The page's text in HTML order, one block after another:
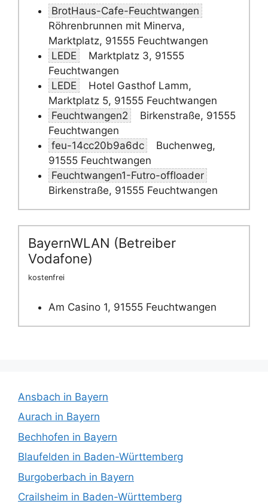
BrotHaus-Cafe-Feuchtwangen
Röhrenbrunnen mit Minerva,
Marktplatz, 91555 Feuchtwangen
LEDE
Marktplatz 3, 91555
Feuchtwangen
LEDE
Hotel Gasthof Lamm,
Marktplatz 5, 91555 Feuchtwangen
Feuchtwangen2
Birkenstraße, 91555
Feuchtwangen
feu-14cc20b9a6dc
Buchenweg,
91555 Feuchtwangen
Feuchtwangen1-Futro-offloader
Birkenstraße, 91555 Feuchtwangen
BayernWLAN (Betreiber
Vodafone)
kostenfrei
Am Casino 1, 91555 Feuchtwangen
Ansbach in Bayern
Aurach in Bayern
Bechhofen in Bayern
Blaufelden in Baden-Württemberg
Burgoberbach in Bayern
Crailsheim in Baden-Württemberg